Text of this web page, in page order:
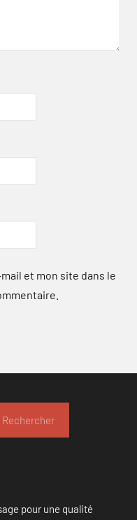
et mon site dans le
Rechercher
pour une qualité